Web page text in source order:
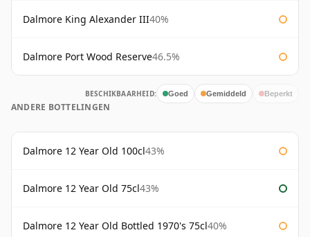
Dalmore King Alexander III40%
Dalmore Port Wood Reserve46.5%
BESCHIKBAARHEID: Goed Gemiddeld Beperkt
ANDERE BOTTELINGEN
Dalmore 12 Year Old 100cl43%
Dalmore 12 Year Old 75cl43%
Dalmore 12 Year Old Bottled 1970's 75cl40%